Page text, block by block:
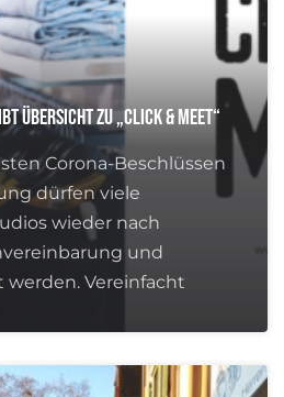
Übersicht zu „click & meet“
Corona-Beschlüssen
dürfen viele
wieder nach
und
Vereinfacht